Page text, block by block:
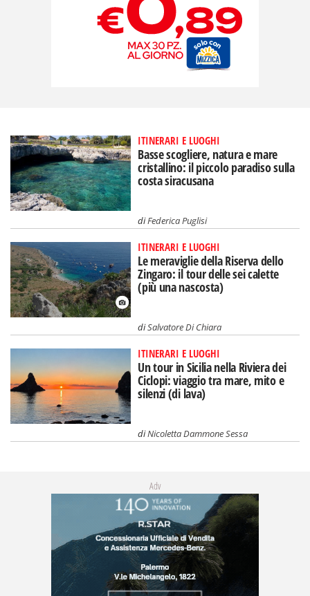
ITINERARI E LUOGHI
Basse scogliere, natura e mare
cristallino: il piccolo paradiso sulla
costa siracusana
diFederica Puglisi
ITINERARI E LUOGHI
Le meraviglie della Riserva dello
Zingaro: il tour delle sei calette
(più una nascosta)
diSalvatore Di Chiara
ITINERARI E LUOGHI
Un tour in Sicilia nella Riviera dei
Ciclopi: viaggio tra mare, mito e
silenzi (di lava)
diNicoletta Dammone Sessa
Adv